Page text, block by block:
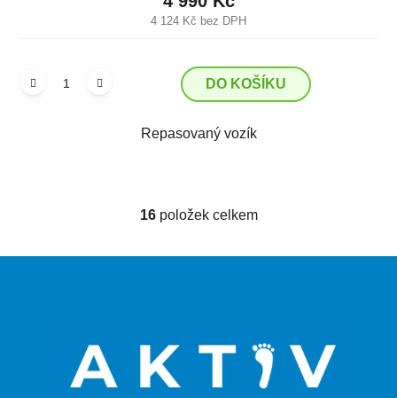
4 124 Kč bez DPH
DO KOŠÍKU
Repasovaný vozík
O
l
c
í
16položek celkem